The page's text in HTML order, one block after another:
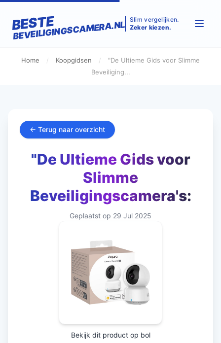
BESTE
BEVEILIGINGSCAMERA.NL Slim vergelijken.
Zeker kiezen.
Home / Koopgidsen /
"De Ultieme Gids voor Slimme
Beveiliging...
← Terug naar overzicht
"De Ultieme Gids voor
Slimme
Beveiligingscamera's:
Geplaatst op 29 Jul 2025
Bekijk dit product op bol